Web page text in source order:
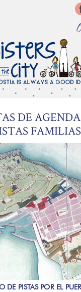
DE
FAMILIAS
DE PISTAS POR EL